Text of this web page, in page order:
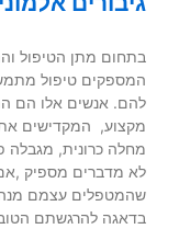
בתחום מתן הטיפול
המספקים טיפול
להם. אנשים אלו הם
מקצוע, המקדישים
מחלה כרונית, מגבלה
לא מדברים מספיק
שהמטפלים עצמם
בדאגה להרגשתם